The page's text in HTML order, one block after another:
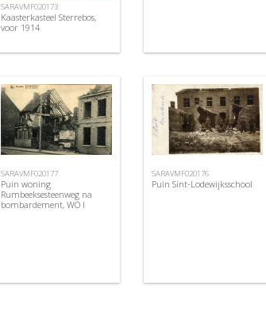
SARAVMF020173
Kaasterkasteel Sterrebos,
voor 1914
SARAVMF020177
Puin woning
Rumbeeksesteenweg na
bombardement, WO I
SARAVMF020176
Puin Sint-Lodewijksschool